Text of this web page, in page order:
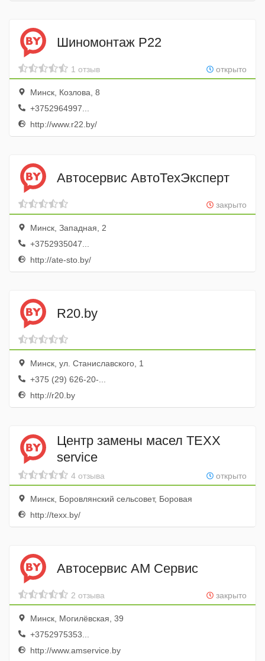
Шиномонтаж Р22
открыто
1 отзыв
Минск, Козлова, 8
+3752964997...
http://www.r22.by/
Автосервис АвтоТехЭксперт
закрыто
Минск, Западная, 2
+3752935047...
http://ate-sto.by/
R20.by
Минск, ул. Станиславского, 1
+375 (29) 626-20-...
http://r20.by
Центр замены масел TEXX
service
открыто
4 отзыва
Минск, Боровлянский сельсовет, Боровая
http://texx.by/
Автосервис АМ Сервис
закрыто
2 отзыва
Минск, Могилёвская, 39
+3752975353...
http://www.amservice.by